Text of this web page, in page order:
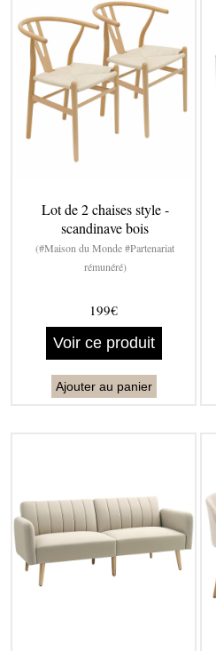
Lot de 2 chaises style -
scandinave bois
(#Maison du Monde #Partenariat
rémunéré)
199€
Voir ce produit
Ajouter au panier